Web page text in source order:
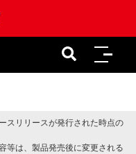
スリリースが発行された時点の
等は、製品発売後に変更される